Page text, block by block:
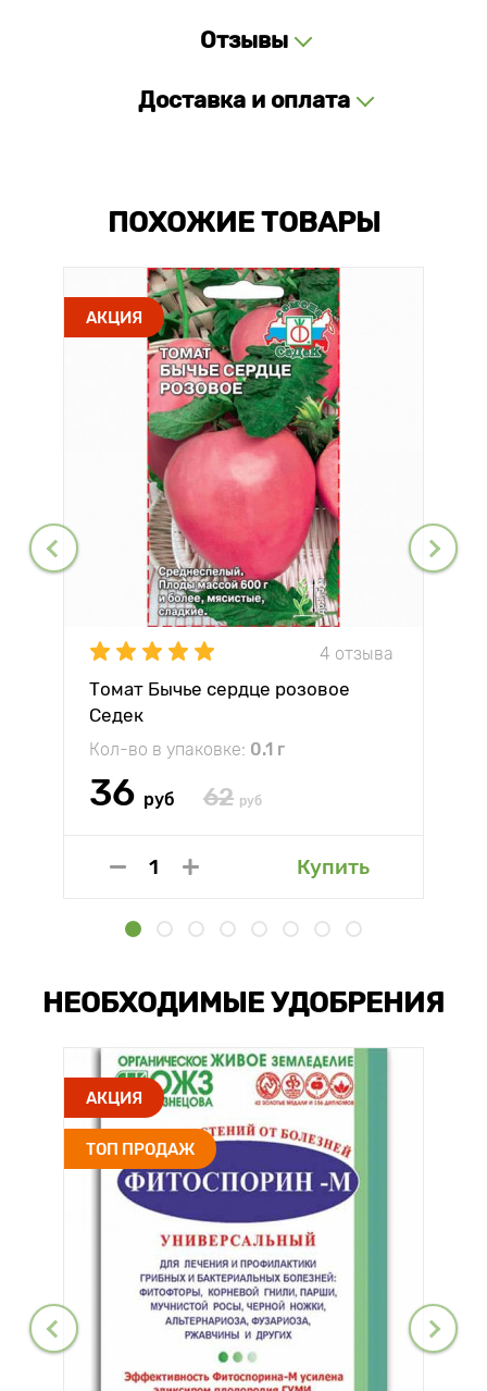
Отзывы
Доставка и оплата
ПОХОЖИЕ ТОВАРЫ
АКЦИЯ
4 отзыва
Томат Бычье сердце розовое
Седек
Кол-во в упаковке: 0.1 г
36 руб 62 руб
Купить
НЕОБХОДИМЫЕ УДОБРЕНИЯ
АКЦИЯ
ТОП ПРОДАЖ